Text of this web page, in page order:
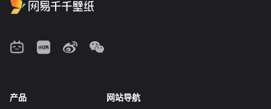
产品 网站导航